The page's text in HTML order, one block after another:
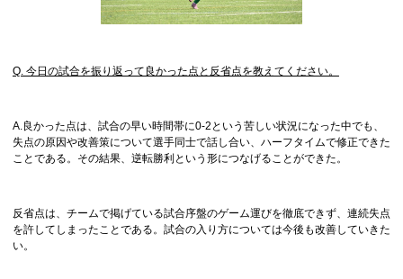
Q. 今日の試合を振り返って良かった点と反省点を教えてください。
A.良かった点は、試合の早い時間帯に0-2という苦しい状況になった中でも、
失点の原因や改善策について選手同士で話し合い、ハーフタイムで修正できた
ことである。その結果、逆転勝利という形につなげることができた。
反省点は、チームで掲げている試合序盤のゲーム運びを徹底できず、連続失点
を許してしまったことである。試合の入り方については今後も改善していきた
い。